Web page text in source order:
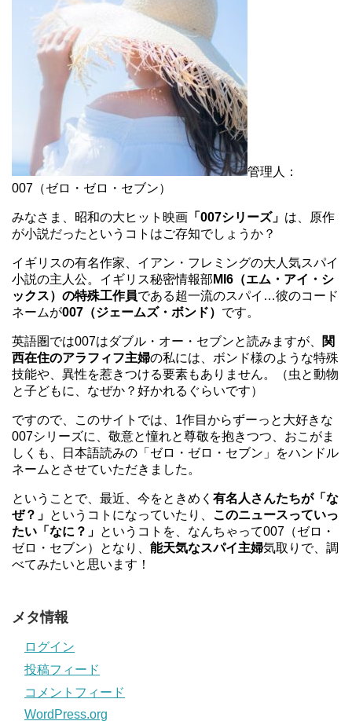
管理人：
007（ゼロ・ゼロ・セブン）
みなさま、昭和の大ヒット映画 「007シリーズ」 は、原作
が小説だったというコトはご存知でしょうか？
イギリスの有名作家、イアン・フレミングの大人気スパイ
小説の主人公。イギリス秘密情報部 MI6（エム・アイ・シ
ックス）の特殊工作員である超一流のスパイ…彼のコード
ネームが007（ジェームズ・ボンド） です。
英語圏では007はダブル・オー・セブンと読みますが、
関
西在住のアラフィフ主婦の私には、ボンド様のような特殊
技能や、異性を惹きつける要素もありません。（虫と動物
と子どもに、なぜか？好かれるぐらいです）
ですので、このサイトでは、1作目からずーっと大好きな
007シリーズに、敬意と憧れと尊敬を抱きつつ、おこがま
しくも、日本語読みの「ゼロ・ゼロ・セブン」をハンドル
ネームとさせていただきました。
ということで、最近、今をときめく 有名人さんたちが「な
ぜ？」 というコトになっていたり、 このニュースっていっ
たい「なに？」 というコトを、なんちゃって007（ゼロ・
ゼロ・セブン）となり、 能天気なスパイ主婦気取りで、調
べてみたいと思います！
メタ情報
ログイン
投稿フィード
コメントフィード
WordPress.org